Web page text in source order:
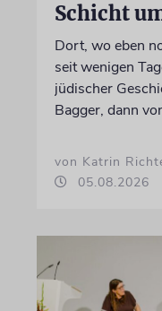
Schicht
Dort, wo eben
seit wenigen
jüdischer
Bagger, dann
von Katrin
05.08.2026